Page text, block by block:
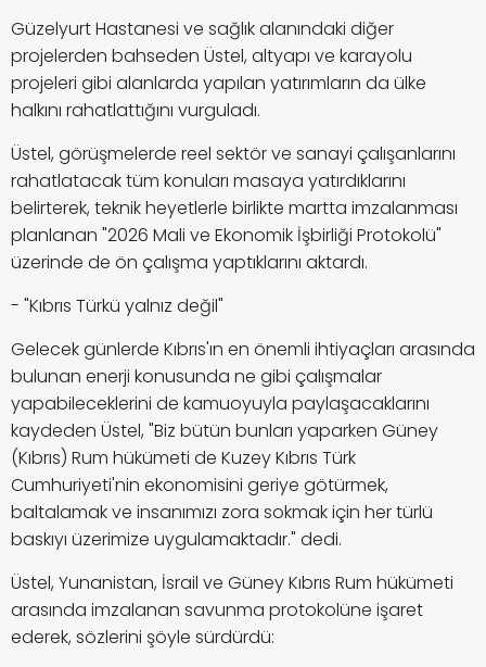
Güzelyurt Hastanesi ve sağlık alanındaki diğer
projelerden bahseden Üstel, altyapı ve karayolu
projeleri gibi alanlarda yapılan yatırımların da ülke
halkını rahatlattığını vurguladı.
Üstel, görüşmelerde reel sektör ve sanayi çalışanlarını
rahatlatacak tüm konuları masaya yatırdıklarını
belirterek, teknik heyetlerle birlikte martta imzalanması
planlanan "2026 Mali ve Ekonomik İşbirliği Protokolü"
üzerinde de ön çalışma yaptıklarını aktardı.
- "Kıbrıs Türkü yalnız değil"
Gelecek günlerde Kıbrıs'ın en önemli ihtiyaçları arasında
bulunan enerji konusunda ne gibi çalışmalar
yapabileceklerini de kamuoyuyla paylaşacaklarını
kaydeden Üstel, "Biz bütün bunları yaparken Güney
(Kıbrıs) Rum hükümeti de Kuzey Kıbrıs Türk
Cumhuriyeti'nin ekonomisini geriye götürmek,
baltalamak ve insanımızı zora sokmak için her türlü
baskıyı üzerimize uygulamaktadır." dedi.
Üstel, Yunanistan, İsrail ve Güney Kıbrıs Rum hükümeti
arasında imzalanan savunma protokolüne işaret
ederek, sözlerini şöyle sürdürdü: